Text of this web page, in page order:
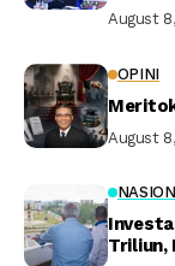
August
OPINI
August
Triliun,